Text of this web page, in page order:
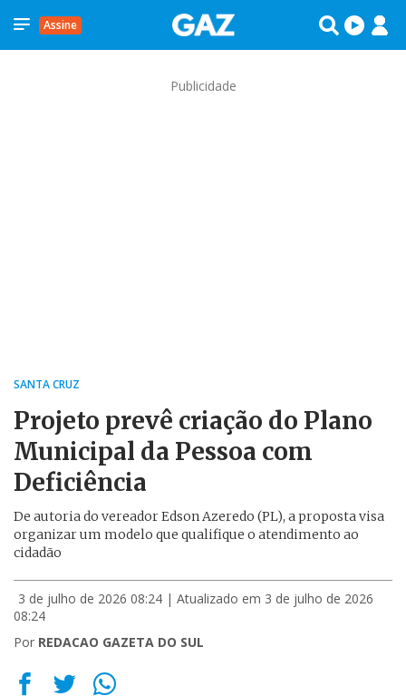
Assine
Publicidade
SANTA CRUZ
Projeto prevê criação do Plano
Municipal da Pessoa com
Deficiência
De autoria do vereador Edson Azeredo (PL), a proposta visa
organizar um modelo que qualifique o atendimento ao
cidadão
3 de julho de 2026 08:24 | Atualizado em 3 de julho de 2026
08:24
Por REDACAO GAZETA DO SUL